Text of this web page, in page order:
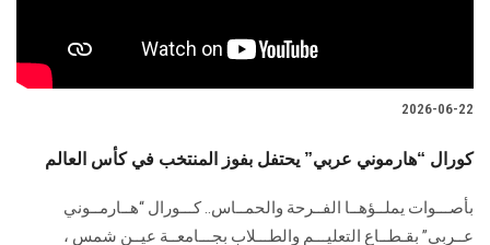
الدراسات العليا
2026-06-22
كورال “هارموني عربي” يحتفل بفوز المنتخب في كأس العالم
بأصـــوات يملــؤهــا الفــرحة والحمــاس.. كـــورال “هــارمــوني
عــربي” بقـطــاع التعليـــم والطـــلاب بجـــامعــة عيــن شمس ،